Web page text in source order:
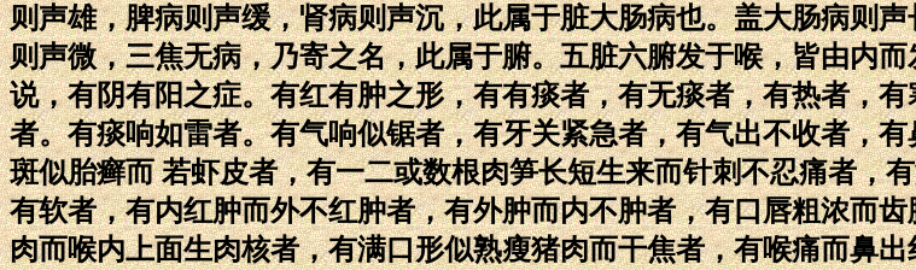
则声雄，脾病则声缓，肾病则声沉，此属于脏大肠病也。盖大肠病则
则声微，三焦无病，乃寄之名，此属于腑。五脏六腑发于喉，皆由内
说，有阴有阳之症。有红有肿之形，有有痰者，有无痰者，有热者，
者。有痰响如雷者。有气响似锯者，有牙关紧急者，有气出不收者，
斑似胎癣而 若虾皮者，有一二或数根肉笋长短生来而针刺不忍痛者，
有软者，有内红肿而外不红肿者，有外肿而内不肿者，有口唇粗浓而
肉而喉内上面生肉核者，有满口形似熟瘦猪肉而干焦者，有喉痛而鼻